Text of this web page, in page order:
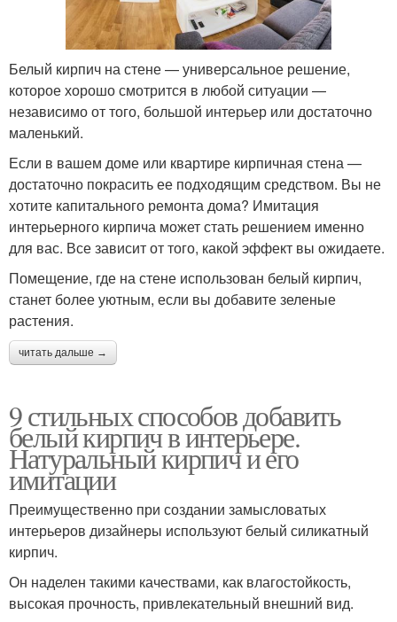
Белый кирпич на стене — универсальное решение,
которое хорошо смотрится в любой ситуации —
независимо от того, большой интерьер или достаточно
маленький.
Если в вашем доме или квартире кирпичная стена —
достаточно покрасить ее подходящим средством. Вы не
хотите капитального ремонта дома? Имитация
интерьерного кирпича может стать решением именно
для вас. Все зависит от того, какой эффект вы ожидаете.
Помещение, где на стене использован белый кирпич,
станет более уютным, если вы добавите зеленые
растения.
читать дальше →
9 стильных способов добавить
белый кирпич в интерьере.
Натуральный кирпич и его
имитации
Преимущественно при создании замысловатых
интерьеров дизайнеры используют белый силикатный
кирпич.
Он наделен такими качествами, как влагостойкость,
высокая прочность, привлекательный внешний вид.